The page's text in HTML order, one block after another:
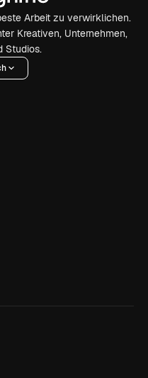
Arbeit zu verwirklichen.
Kreativen, Unternehmen,
Studios.